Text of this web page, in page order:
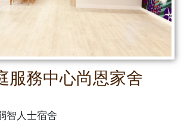
服務中心尚恩家舍
智人士宿舍